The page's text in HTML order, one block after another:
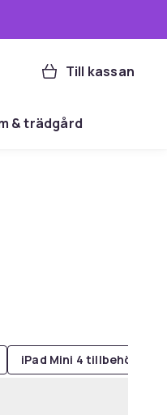
Till kassan
& trädgård
iPad Mini 4 tillbehör